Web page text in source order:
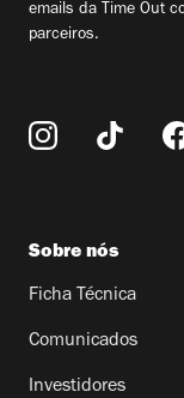
emails da Time Out
parceiros.
Sobre nós
Ficha Técnica
Comunicados
Investidores